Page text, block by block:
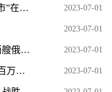
环球头条：内蒙古首家“土地超市”在包头开门迎客 2023-07-01
2023-07-01
过去四天，日本在这里也发现两艘俄军舰 2023-07-01
每日简讯：首月交一元钱保600百万保险是真的吗？附众安保险医疗保险明细 2023-07-01